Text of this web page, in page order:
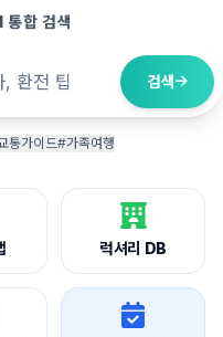
합 검색
검색
통가이드#가족여행
럭셔리 DB